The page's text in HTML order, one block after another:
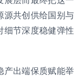
源共创供给国别与
细节深度稳健弹性
产出端保质赋能举